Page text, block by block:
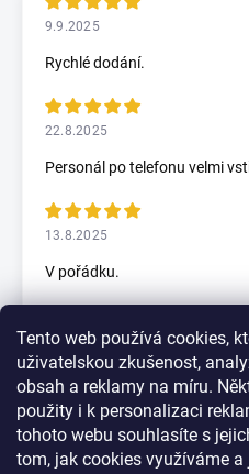
Tento web používá cookies,
uživatelskou zkušenost,
obsah a reklamy na míru.
použity i k personalizaci
tohoto webu souhlasíte s
tom, jak cookies využíváme
9.9.2025
Rychlé dodání.
22.8.2025
Personál po telefonu velmi
13.8.2025
V pořádku.
5.7.2025
Skvělý rychlax